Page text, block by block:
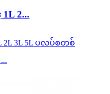
2...
3L 5L ပလပ်စတစ်